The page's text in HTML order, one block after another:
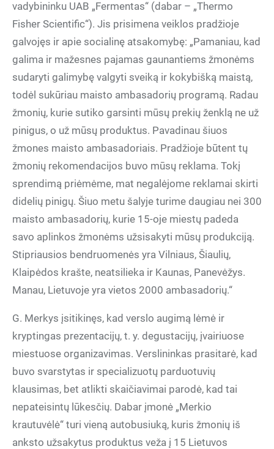
vadybininku UAB „Fermentas“ (dabar – „Thermo
Fisher Scientific“). Jis prisimena veiklos pradžioje
galvojęs ir apie socialinę atsakomybę: „Pamaniau, kad
galima ir mažesnes pajamas gaunantiems žmonėms
sudaryti galimybę valgyti sveiką ir kokybišką maistą,
todėl sukūriau maisto ambasadorių programą. Radau
žmonių, kurie sutiko garsinti mūsų prekių ženklą ne už
pinigus, o už mūsų produktus. Pavadinau šiuos
žmones maisto ambasadoriais. Pradžioje būtent tų
žmonių rekomendacijos buvo mūsų reklama. Tokį
sprendimą priėmėme, mat negalėjome reklamai skirti
didelių pinigų. Šiuo metu šalyje turime daugiau nei 300
maisto ambasadorių, kurie 15-oje miestų padeda
savo aplinkos žmonėms užsisakyti mūsų produkciją.
Stipriausios bendruomenės yra Vilniaus, Šiaulių,
Klaipėdos krašte, neatsilieka ir Kaunas, Panevėžys.
Manau, Lietuvoje yra vietos 2000 ambasadorių.“
G. Merkys įsitikinęs, kad verslo augimą lėmė ir
kryptingas prezentacijų, t. y. degustacijų, įvairiuose
miestuose organizavimas. Verslininkas prasitarė, kad
buvo svarstytas ir specializuotų parduotuvių
klausimas, bet atlikti skaičiavimai parodė, kad tai
nepateisintų lūkesčių. Dabar įmonė „Merkio
krautuvėlė“ turi vieną autobusiuką, kuris žmonių iš
anksto užsakytus produktus veža į 15 Lietuvos